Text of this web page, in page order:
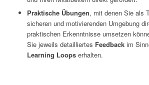
Praktische Übungen, mit denen Sie als
sicheren und motivierenden Umgebung
praktischen Erkenntnisse umsetzen
Sie jeweils detailliertes Feedbackim
Learning Loopserhalten.